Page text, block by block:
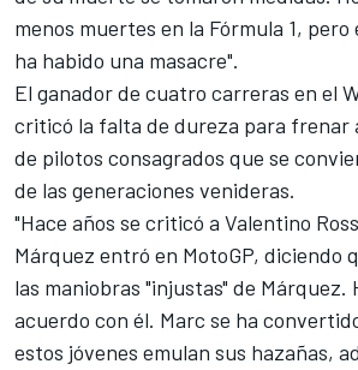
menos muertes en la Fórmula 1, pero
ha habido una masacre".
El ganador de cuatro carreras en el
criticó la falta de dureza para frenar
de pilotos consagrados que se
de las generaciones venideras.
"Hace años se criticó a Valentino
Márquez entró en MotoGP, diciendo
las maniobras "injustas" de Márquez.
acuerdo con él. Marc se ha
estos jóvenes emulan sus hazañas,